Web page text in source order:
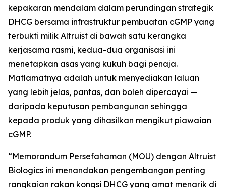
kepakaran mendalam dalam perundingan strategik
DHCG bersama infrastruktur pembuatan cGMP yang
terbukti milik Altruist di bawah satu kerangka
kerjasama rasmi, kedua-dua organisasi ini
menetapkan asas yang kukuh bagi penaja.
Matlamatnya adalah untuk menyediakan laluan
yang lebih jelas, pantas, dan boleh dipercayai —
daripada keputusan pembangunan sehingga
kepada produk yang dihasilkan mengikut piawaian
cGMP.
“Memorandum Persefahaman (MOU) dengan Altruist
Biologics ini menandakan pengembangan penting
rangkaian rakan kongsi DHCG yang amat menarik di